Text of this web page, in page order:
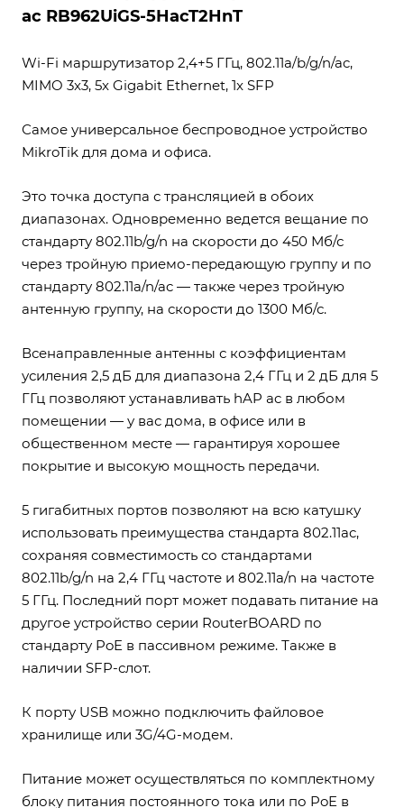
ac RB962UiGS-5HacT2HnT
Wi-Fi маршрутизатор 2,4+5 ГГц, 802.11a/b/g/n/ac,
MIMO 3x3, 5x Gigabit Ethernet, 1x SFP
Самое универсальное беспроводное устройство
MikroTik для дома и офиса.
Это точка доступа с трансляцией в обоих
диапазонах. Одновременно ведется вещание по
стандарту 802.11b/g/n на скорости до 450 Мб/с
через тройную приемо-передающую группу и по
стандарту 802.11a/n/ac — также через тройную
антенную группу, на скорости до 1300 Мб/с.
Всенаправленные антенны с коэффициентам
усиления 2,5 дБ для диапазона 2,4 ГГц и 2 дБ для 5
ГГц позволяют устанавливать hAP ac в любом
помещении — у вас дома, в офисе или в
общественном месте — гарантируя хорошее
покрытие и высокую мощность передачи.
5 гигабитных портов позволяют на всю катушку
использовать преимущества стандарта 802.11ac,
сохраняя совместимость со стандартами
802.11b/g/n на 2,4 ГГц частоте и 802.11a/n на частоте
5 ГГц. Последний порт может подавать питание на
другое устройство серии RouterBOARD по
стандарту PoE в пассивном режиме. Также в
наличии SFP-слот.
К порту USB можно подключить файловое
хранилище или 3G/4G-модем.
Питание может осуществляться по комплектному
блоку питания постоянного тока или по PoE в